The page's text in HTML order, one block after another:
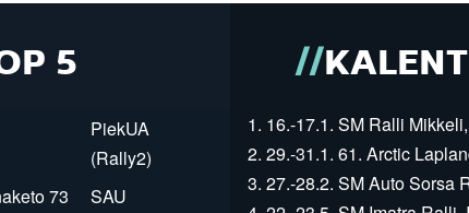
5
PiekUA
(Rally2)
73 SAU
1. 16.-17.1. SM Ralli
2. 29.-31.1. 61. Arctic
3. 27.-28.2. SM Auto Sorsa